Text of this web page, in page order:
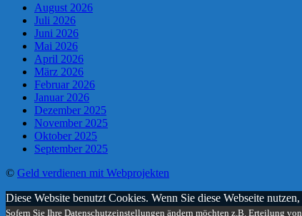
August 2026
Juli 2026
Juni 2026
Mai 2026
April 2026
März 2026
Februar 2026
Januar 2026
Dezember 2025
November 2025
Oktober 2025
September 2025
© Geld verdienen mit Webprojekten
Diese Website benutzt Cookies. Wenn Sie diese Webseite
Sofern Sie Ihre Datenschutzeinstellungen ändern möchten z.B. Erteilung